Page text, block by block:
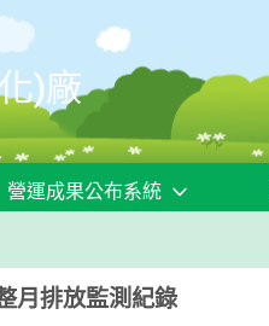
)廠
營運成果公布系統
月排放監測紀錄